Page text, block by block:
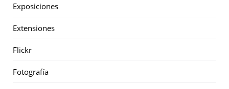
Exposiciones
Extensiones
Flickr
Fotografía